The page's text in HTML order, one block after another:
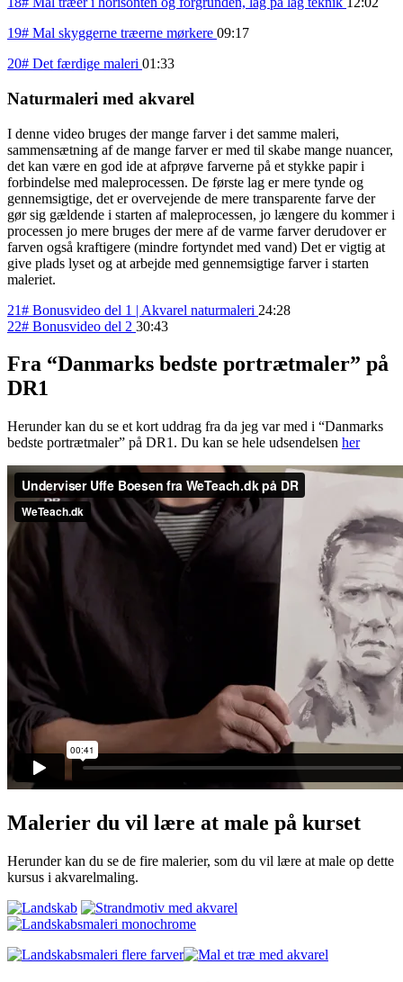
19# Mal skyggerne træerne mørkere 09:17
20# Det færdige maleri 01:33
Naturmaleri med akvarel
I denne video bruges der mange farver i det samme maleri,
sammensætning af de mange farver er med til skabe mange nuancer,
det kan være en god ide at afprøve farverne på et stykke papir i
forbindelse med maleprocessen. De første lag er mere tynde og
gennemsigtige, det er overvejende de mere transparente farve der
gør sig gældende i starten af maleprocessen, jo længere du kommer i
processen jo mere bruges der mere af de varme farver derudover er
farven også kraftigere (mindre fortyndet med vand) Det er vigtig at
give plads lyset og at arbejde med gennemsigtige farver i starten
maleriet.
21# Bonusvideo del 1 | Akvarel naturmaleri 24:28
22# Bonusvideo del 2 30:43
Fra “Danmarks bedste portrætmaler” på
DR1
Herunder kan du se et kort uddrag fra da jeg var med i “Danmarks
bedste portrætmaler” på DR1. Du kan se hele udsendelsen her
Malerier du vil lære at male på kurset
Herunder kan du se de fire malerier, som du vil lære at male op dette
kursus i akvarelmaling.